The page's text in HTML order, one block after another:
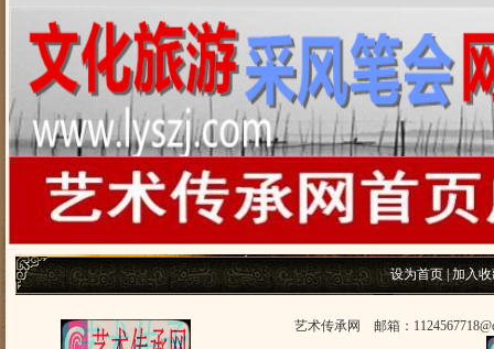
设为首页 加入
艺术传承网 邮箱：